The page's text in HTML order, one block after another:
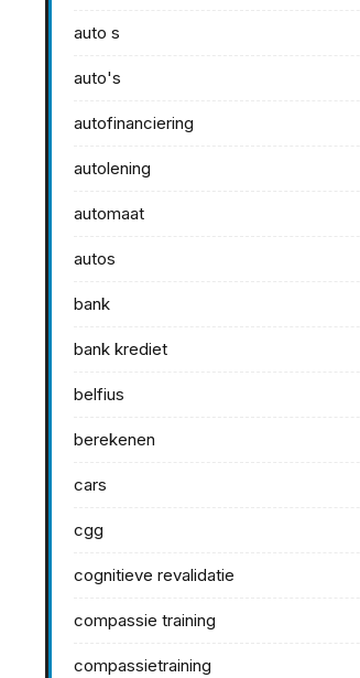
auto s
auto's
autofinanciering
autolening
automaat
autos
bank
bank krediet
belfius
berekenen
cars
cgg
cognitieve revalidatie
compassie training
compassietraining